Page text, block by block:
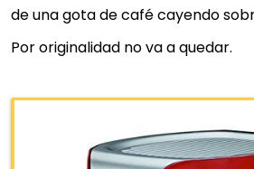
de una gota de café cayendo
Por originalidad no va a quedar.